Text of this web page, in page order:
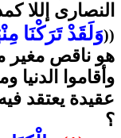
النصارى إللا
((وَلَقَدْ تَرَكْنَا
هو ناقص مغير
وأقاموا
عقيدة يعتقد
؟